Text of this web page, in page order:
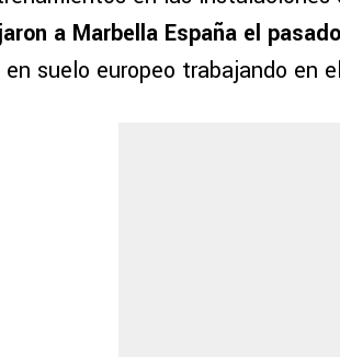
a Marbella España el
suelo europeo trabajando en